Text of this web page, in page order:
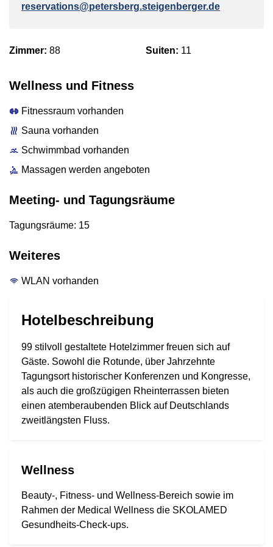
reservations@petersberg.steigenberger.de
Zimmer: 88 Suiten: 11
Wellness und Fitness
Fitnessraum vorhanden
Sauna vorhanden
Schwimmbad vorhanden
Massagen werden angeboten
Meeting- und Tagungsräume
Tagungsräume: 15
Weiteres
WLAN vorhanden
Hotelbeschreibung
99 stilvoll gestaltete Hotelzimmer freuen sich auf
Gäste. Sowohl die Rotunde, über Jahrzehnte
Tagungsort historischer Konferenzen und Kongresse,
als auch die großzügigen Rheinterrassen bieten
einen atemberaubenden Blick auf Deutschlands
zweitlängsten Fluss.
Wellness
Beauty-, Fitness- und Wellness-Bereich sowie im
Rahmen der Medical Wellness die SKOLAMED
Gesundheits-Check-ups.